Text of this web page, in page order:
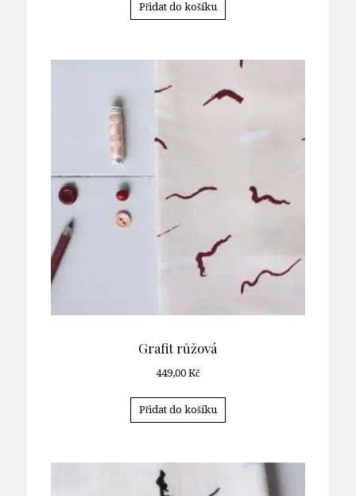
Přidat do košíku
Grafit růžová
449,00 Kč
Přidat do košíku